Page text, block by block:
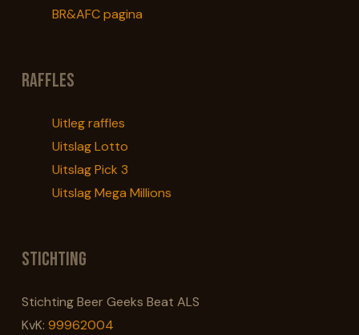
BR&AFC pagina
Raffles
Uitleg raffles
Uitslag Lotto
Uitslag Pick 3
Uitslag Mega Millions
Stichting
Stichting Beer Geeks Beat ALS
KvK: 99962004